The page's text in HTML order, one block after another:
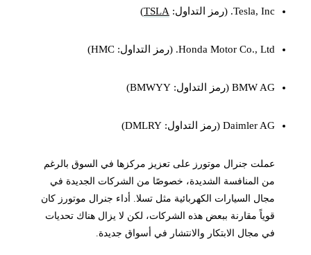
Tesla, Inc. (رمز التداول: TSLA
)
Honda Motor Co., Ltd. (رمز التداول: HMC)
BMW AG (رمز التداول: BMWYY)
Daimler AG (رمز التداول: DMLRY)
عملت جنرال موتورز على تعزيز مركزها في السوق بالرغم
من المنافسة الشديدة، خصوصًا من الشركات الجديدة في
مجال السيارات الكهربائية مثل تسلا. أداء جنرال موتورز كان
قوياً مقارنة ببعض هذه الشركات، لكن لا يزال هناك تحديات
في مجال الابتكار والانتشار في أسواق جديدة.